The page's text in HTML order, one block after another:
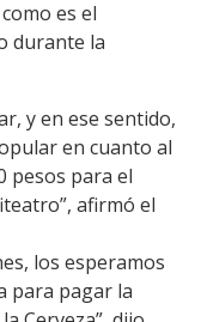
es el
durante la
y en ese sentido,
en cuanto al
pesos para el
afirmó el
los esperamos
para pagar la